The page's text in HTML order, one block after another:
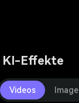
KI-Effekte
Videos Image